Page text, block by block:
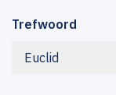
Trefwoord
Euclid